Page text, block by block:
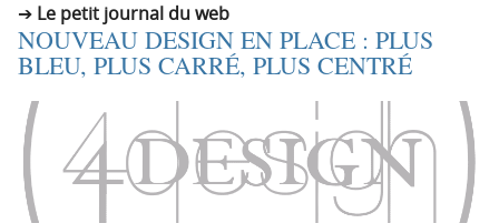
Le petit journal du web
NOUVEAU DESIGN EN PLACE : PLUS
BLEU, PLUS CARRÉ, PLUS CENTRÉ